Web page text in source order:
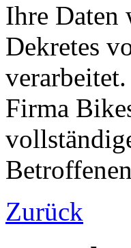
Ihre Daten
Dekretes
Firma
Zurück